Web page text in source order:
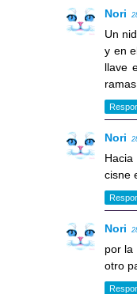
Nori
Un
y en
llave
Nori
cisne
Nori
por la
otro